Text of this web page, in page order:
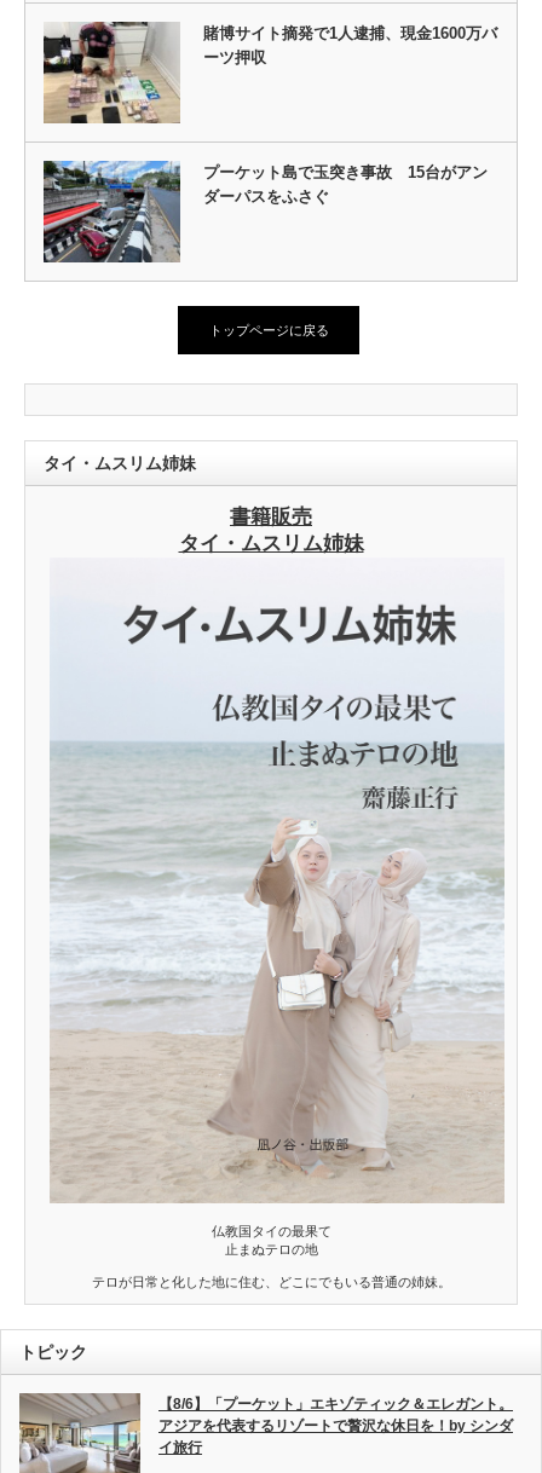
賭博サイト摘発で1人逮捕、現金1600万バ
ーツ押収
プーケット島で玉突き事故 15台がアン
ダーパスをふさぐ
トップページに戻る
タイ・ムスリム姉妹
書籍販売
タイ・ムスリム姉妹
仏教国タイの最果て
止まぬテロの地
テロが日常と化した地に住む、どこにでもいる普通の姉妹。
トピック
【8/6】「プーケット」エキゾティック＆エレガント。
アジアを代表するリゾートで贅沢な休日を！by シンダ
イ旅行